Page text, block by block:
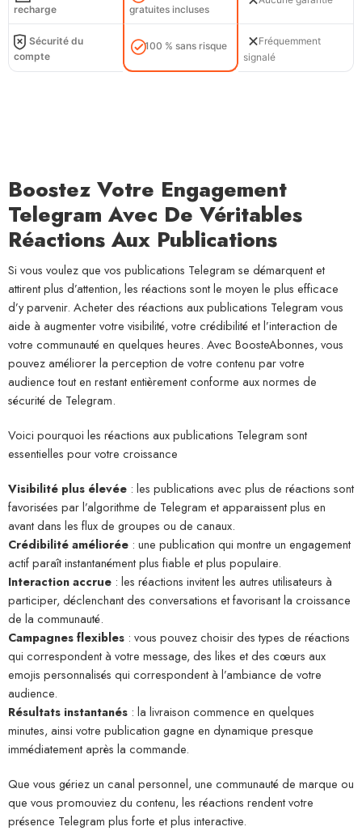
recharge
gratuites incluses
Sécurité du
compte
100 % sans risque
Fréquemment
signalé
Boostez Votre Engagement
Telegram Avec De Véritables
Réactions Aux Publications
Si vous voulez que vos publications Telegram se démarquent et
attirent plus d’attention, les réactions sont le moyen le plus efficace
d’y parvenir. Acheter des réactions aux publications Telegram vous
aide à augmenter votre visibilité, votre crédibilité et l’interaction de
votre communauté en quelques heures. Avec BoosteAbonnes, vous
pouvez améliorer la perception de votre contenu par votre
audience tout en restant entièrement conforme aux normes de
sécurité de Telegram.
Voici pourquoi les réactions aux publications Telegram sont
essentielles pour votre croissance
Visibilité plus élevée : les publications avec plus de réactions sont
favorisées par l’algorithme de Telegram et apparaissent plus en
avant dans les flux de groupes ou de canaux.
Crédibilité améliorée : une publication qui montre un engagement
actif paraît instantanément plus fiable et plus populaire.
Interaction accrue : les réactions invitent les autres utilisateurs à
participer, déclenchant des conversations et favorisant la croissance
de la communauté.
Campagnes flexibles : vous pouvez choisir des types de réactions
qui correspondent à votre message, des likes et des cœurs aux
emojis personnalisés qui correspondent à l’ambiance de votre
audience.
Résultats instantanés : la livraison commence en quelques
minutes, ainsi votre publication gagne en dynamique presque
immédiatement après la commande.
Que vous gériez un canal personnel, une communauté de marque ou
que vous promouviez du contenu, les réactions rendent votre
présence Telegram plus forte et plus interactive.